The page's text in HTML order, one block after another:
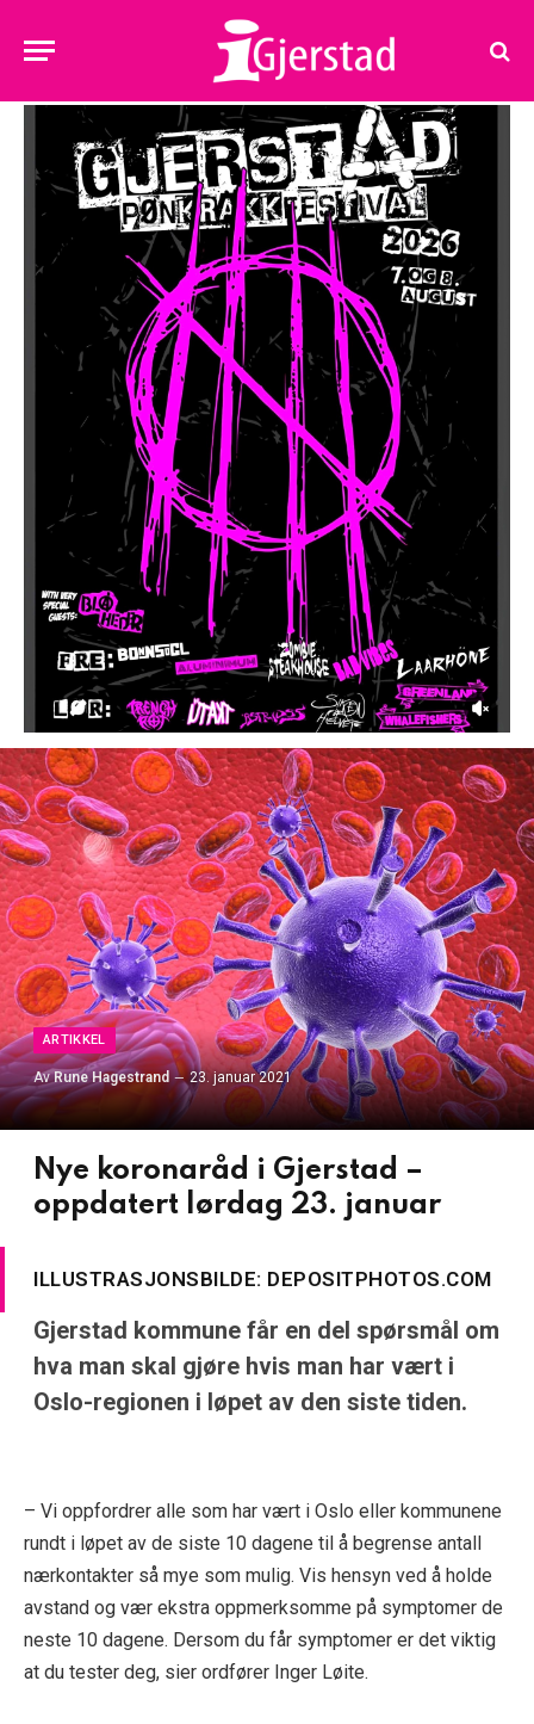
ARTIKKEL
Av Rune Hagestrand 23. januar 2021
Nye koronaråd i Gjerstad –
oppdatert lørdag 23. januar
ILLUSTRASJONSBILDE: DEPOSITPHOTOS.COM
Gjerstad kommune får en del spørsmål om
hva man skal gjøre hvis man har vært i
Oslo-regionen i løpet av den siste tiden.
– Vi oppfordrer alle som har vært i Oslo eller kommunene
rundt i løpet av de siste 10 dagene til å begrense antall
nærkontakter så mye som mulig. Vis hensyn ved å holde
avstand og vær ekstra oppmerksomme på symptomer de
neste 10 dagene. Dersom du får symptomer er det viktig
at du tester deg, sier ordfører Inger Løite.